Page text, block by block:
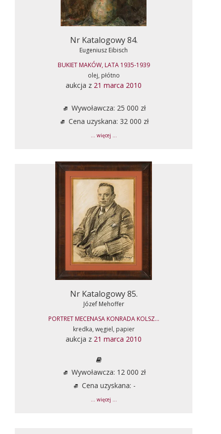
Nr Katalogowy 84.
Eugeniusz Eibisch
BUKIET MAKÓW, LATA 1935-1939
olej, płótno
aukcja z 21 marca 2010
Wywoławcza: 25 000 zł
Cena uzyskana: 32 000 zł
... więcej ...
Nr Katalogowy 85.
Józef Mehoffer
PORTRET MECENASA KONRADA KOLSZ...
kredka, węgiel, papier
aukcja z 21 marca 2010
Wywoławcza: 12 000 zł
Cena uzyskana: -
... więcej ...